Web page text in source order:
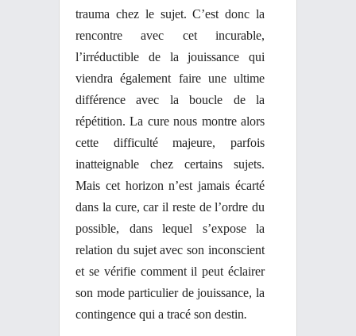
trauma chez le sujet. C’est donc la
rencontre avec cet incurable,
l’irréductible de la jouissance qui
viendra également faire une ultime
différence avec la boucle de la
répétition. La cure nous montre alors
cette difficulté majeure, parfois
inatteignable chez certains sujets.
Mais cet horizon n’est jamais écarté
dans la cure, car il reste de l’ordre du
possible, dans lequel s’expose la
relation du sujet avec son inconscient
et se vérifie comment il peut éclairer
son mode particulier de jouissance, la
contingence qui a tracé son destin.